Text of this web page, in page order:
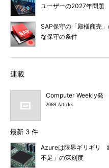
ユーザーの2027年問題
SAP保守の「殿様商売
な保守の条件
連載
Computer Weekly発
2069 Articles
最新 3 件
Azureは限界ギリギリ
不足」の深刻度